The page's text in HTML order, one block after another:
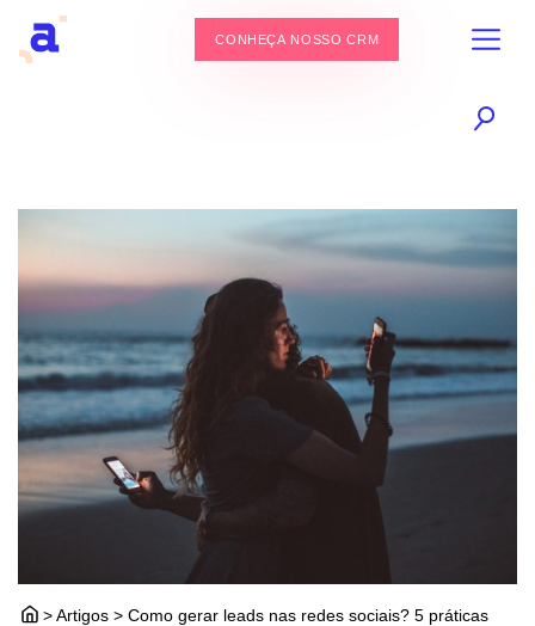
CONHEÇA NOSSO CRM
> Artigos > Como gerar leads nas redes sociais? 5 práticas